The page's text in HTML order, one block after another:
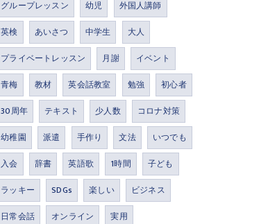
グループレッスン
幼児
外国人講師
英検
あいさつ 中学生
大人
プライベートレッスン
月謝
イベント
青梅
教材 英会話教室 勉強
初心者
30周年
テキスト 少人数
コロナ対策
幼稚園
派遣 手作り 文法
いつでも
入会
辞書 英語歌 1時間
子ども
ラッキー
SDGs 楽しい
ビジネス
日常会話
オンライン
実用